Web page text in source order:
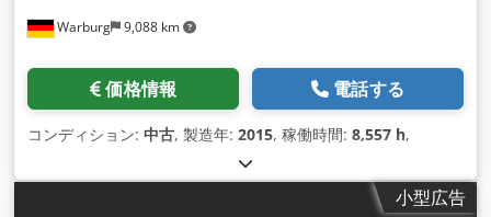
Warburg 9,088 km
価格情報 電話する
コンディション: 中古, 製造年: 2015, 稼働時間: 8,557 h,
小型広告